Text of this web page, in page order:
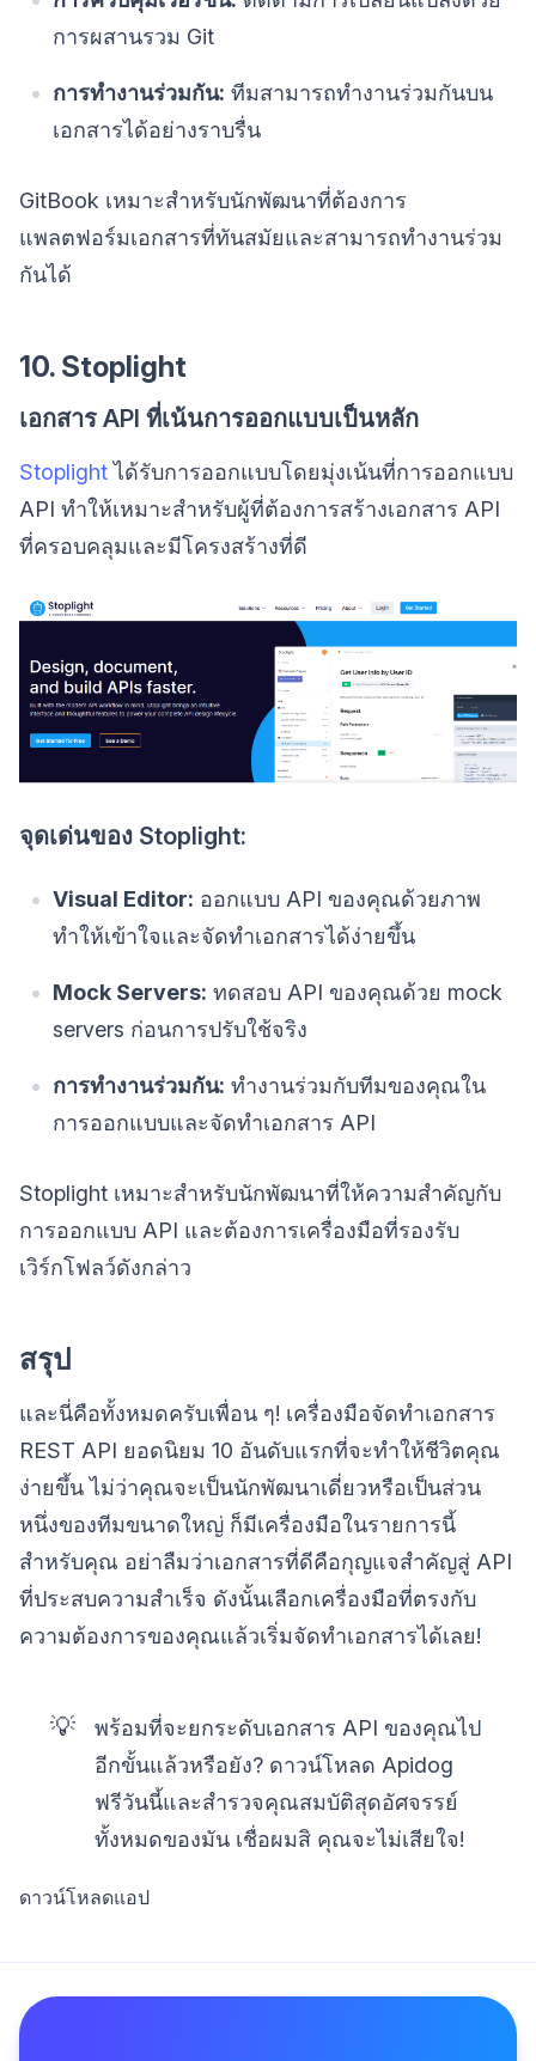
การผสานรวม Git
การทำงานร่วมกัน: ทีมสามารถทำงานร่วมกันบน
เอกสารได้อย่างราบรื่น
GitBook เหมาะสำหรับนักพัฒนาที่ต้องการ
แพลตฟอร์มเอกสารที่ทันสมัยและสามารถทำงานร่วม
กันได้
10. Stoplight
เอกสาร API ที่เน้นการออกแบบเป็นหลัก
Stoplightได้รับการออกแบบโดยมุ่งเน้นที่การออกแบบ
API ทำให้เหมาะสำหรับผู้ที่ต้องการสร้างเอกสาร API
ที่ครอบคลุมและมีโครงสร้างที่ดี
จุดเด่นของ Stoplight:
Visual Editor: ออกแบบ API ของคุณด้วยภาพ
ทำให้เข้าใจและจัดทำเอกสารได้ง่ายขึ้น
Mock Servers: ทดสอบ API ของคุณด้วย mock
servers ก่อนการปรับใช้จริง
การทำงานร่วมกัน: ทำงานร่วมกับทีมของคุณใน
การออกแบบและจัดทำเอกสาร API
Stoplight เหมาะสำหรับนักพัฒนาที่ให้ความสำคัญกับ
การออกแบบ API และต้องการเครื่องมือที่รองรับ
เวิร์กโฟลว์ดังกล่าว
สรุป
และนี่คือทั้งหมดครับเพื่อน ๆ! เครื่องมือจัดทำเอกสาร
REST API ยอดนิยม 10 อันดับแรกที่จะทำให้ชีวิตคุณ
ง่ายขึ้น ไม่ว่าคุณจะเป็นนักพัฒนาเดี่ยวหรือเป็นส่วน
หนึ่งของทีมขนาดใหญ่ ก็มีเครื่องมือในรายการนี้
สำหรับคุณ อย่าลืมว่าเอกสารที่ดีคือกุญแจสำคัญสู่ API
ที่ประสบความสำเร็จ ดังนั้นเลือกเครื่องมือที่ตรงกับ
ความต้องการของคุณแล้วเริ่มจัดทำเอกสารได้เลย!
💡
พร้อมที่จะยกระดับเอกสาร API ของคุณไป
อีกขั้นแล้วหรือยัง? ดาวน์โหลด Apidog
ฟรีวันนี้และสำรวจคุณสมบัติสุดอัศจรรย์
ทั้งหมดของมัน เชื่อผมสิ คุณจะไม่เสียใจ!
ดาวน์โหลดแอป